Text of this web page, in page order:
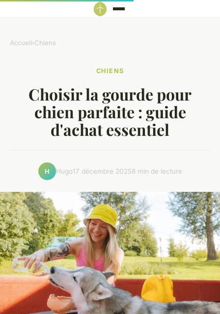
Accueil›Chiens
CHIENS
Choisir la gourde pour
chien parfaite : guide
d'achat essentiel
H Hugo17 décembre 20258 min de lecture